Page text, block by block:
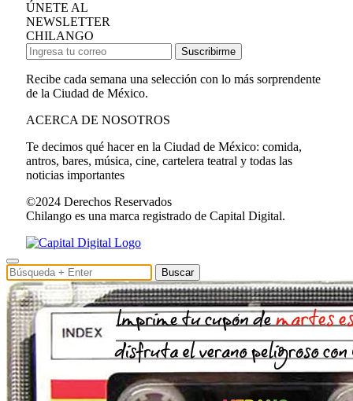
ÚNETE AL
NEWSLETTER
CHILANGO
Suscribirme
Recibe cada semana una selección con lo más sorprendente
de la Ciudad de México.
ACERCA DE NOSOTROS
Te decimos qué hacer en la Ciudad de México: comida,
antros, bares, música, cine, cartelera teatral y todas las
noticias importantes
©2024 Derechos Reservados
Chilango es una marca registrado de Capital Digital.
Buscar